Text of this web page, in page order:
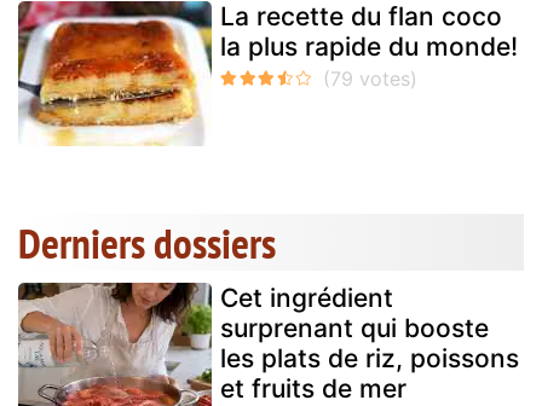
La recette du flan coco
la plus rapide du monde!
Derniers dossiers
Cet ingrédient
surprenant qui booste
les plats de riz, poissons
et fruits de mer